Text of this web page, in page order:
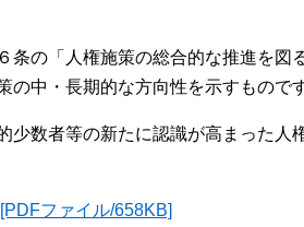
の「人権施策の総合的な推進を図
中・長期的な方向性を示すものです
数者等の新たに認識が高まった人
ファイル/658KB]